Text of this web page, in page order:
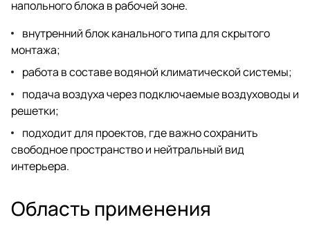
напольного блока в рабочей зоне.
внутренний блок канального типа для скрытого
монтажа;
работа в составе водяной климатической системы;
подача воздуха через подключаемые воздуховоды и
решетки;
подходит для проектов, где важно сохранить
свободное пространство и нейтральный вид
интерьера.
Область применения